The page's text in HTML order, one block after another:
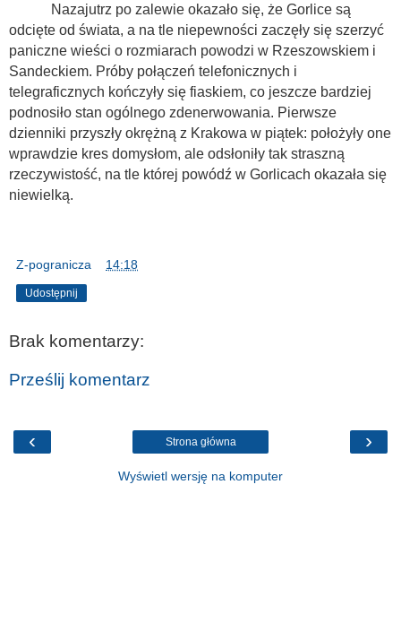
Nazajutrz po zalewie okazało się, że Gorlice są
odcięte od świata, a na tle niepewności zaczęły się szerzyć
paniczne wieści o rozmiarach powodzi w Rzeszowskiem i
Sandeckiem. Próby połączeń telefonicznych i
telegraficznych kończyły się fiaskiem, co jeszcze bardziej
podnosiło stan ogólnego zdenerwowania. Pierwsze
dzienniki przyszły okrężną z Krakowa w piątek: położyły one
wprawdzie kres domysłom, ale odsłoniły tak straszną
rzeczywistość, na tle której powódź w Gorlicach okazała się
niewielką.
Z-pogranicza 14:18
Udostępnij
Brak komentarzy:
Prześlij komentarz
‹ ›
Strona główna
Wyświetl wersję na komputer